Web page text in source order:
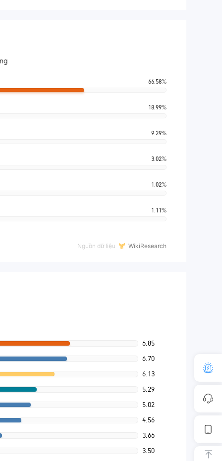
66.58%
18.99%
9.29%
3.02%
1.02%
1.11%
Nguồn dữ liệu WikiResearch
6.85
6.70
6.13
5.29
5.02
4.56
3.66
3.50